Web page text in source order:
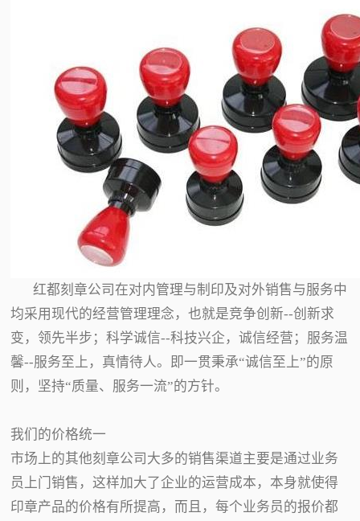
红都刻章公司在对内管理与制印及对外销售与服务中
均采用现代的经营管理理念，也就是竞争创新--创新求
变，领先半步；科学诚信--科技兴企，诚信经营；服务温
馨--服务至上，真情待人。即一贯秉承“诚信至上”的原
则，坚持“质量、服务一流”的方针。
我们的价格统一
市场上的其他刻章公司大多的销售渠道主要是通过业务
员上门销售，这样加大了企业的运营成本，本身就使得
印章产品的价格有所提高，而且，每个业务员的报价都